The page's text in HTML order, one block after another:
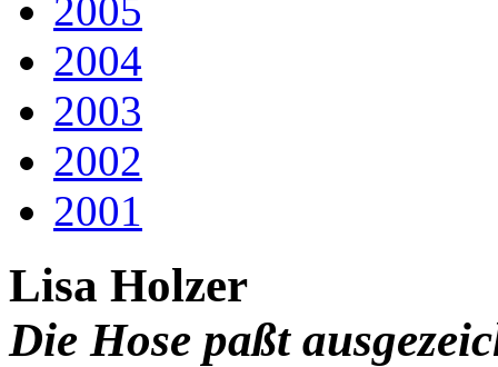
2005
2004
2003
2002
2001
Lisa Holzer
Die Hose paßt